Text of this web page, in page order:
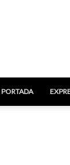
PORTADA